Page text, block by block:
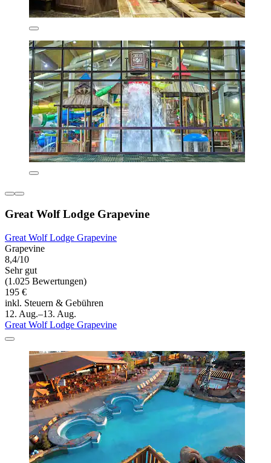
Great Wolf Lodge Grapevine
Great Wolf Lodge Grapevine
Grapevine
8,4/10
Sehr gut
(1.025 Bewertungen)
195 €
inkl. Steuern & Gebühren
12. Aug.–13. Aug.
Great Wolf Lodge Grapevine